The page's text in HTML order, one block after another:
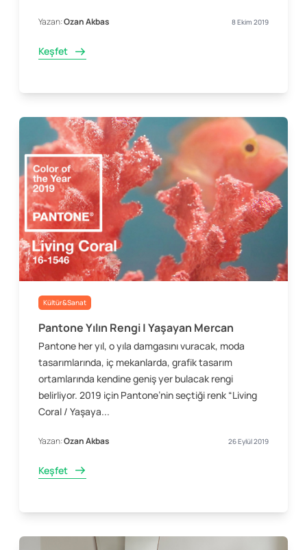
Yazan:Ozan Akbas 8 Ekim 2019
Keşfet
Kültür&Sanat
Pantone Yılın Rengi | Yaşayan Mercan
Pantone her yıl, o yıla damgasını vuracak, moda
tasarımlarında, iç mekanlarda, grafik tasarım
ortamlarında kendine geniş yer bulacak rengi
belirliyor. 2019 için Pantone’nin seçtiği renk “Living
Coral / Yaşaya...
Yazan:Ozan Akbas 26 Eylül 2019
Keşfet